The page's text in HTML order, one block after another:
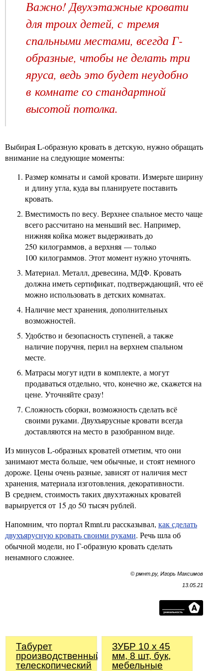
Важно! Двухэтажные кровати
для троих детей, с тремя
спальными местами, всегда Г-
образные, чтобы не делать три
яруса, ведь это будет неудобно
в комнате со стандартной
высотой потолка.
Выбирая L-образную кровать в детскую, нужно обращать
внимание на следующие моменты:
Размер комнаты и самой кровати. Измерьте ширину
и длину угла, куда вы планируете поставить
кровать.
Вместимость по весу. Верхнее спальное место чаще
всего рассчитано на меньший вес. Например,
нижняя койка может выдерживать до
250 килограммов, а верхняя — только
100 килограммов. Этот момент нужно уточнять.
Материал. Металл, древесина, МДФ. Кровать
должна иметь сертификат, подтверждающий, что её
можно использовать в детских комнатах.
Наличие мест хранения, дополнительных
возможностей.
Удобство и безопасность ступеней, а также
наличие поручня, перил на верхнем спальном
месте.
Матрасы могут идти в комплекте, а могут
продаваться отдельно, что, конечно же, скажется на
цене. Уточняйте сразу!
Сложность сборки, возможность сделать всё
своими руками. Двухъярусные кровати всегда
доставляются на место в разобранном виде.
Из минусов L-образных кроватей отметим, что они
занимают места больше, чем обычные, и стоят немного
дороже. Цены очень разные, зависят от наличия мест
хранения, материала изготовления, декоративности.
В среднем, стоимость таких двухэтажных кроватей
варьируется от 15 до 50 тысяч рублей.
Напомним, что портал Rmnt.ru рассказывал, как сделать
двухъярусную кровать своими руками. Речь шла об
обычной модели, но Г-образную кровать сделать
ненамного сложнее.
© рмнт.ру, Игорь Максимов
13.05.21
Табурет
производственный
телескопический
ЗУБР 10 x 45
мм, 8 шт, бук,
мебельные